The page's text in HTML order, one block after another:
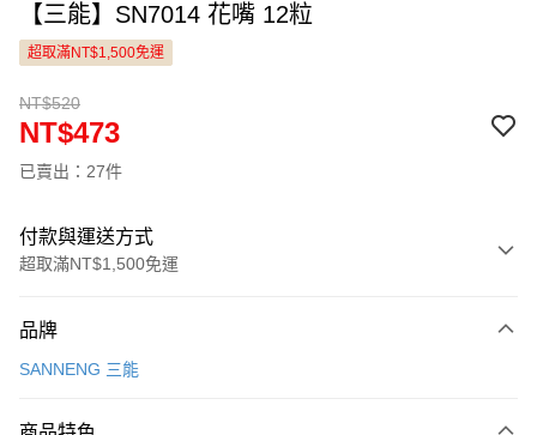
【三能】SN7014 花嘴 12粒
超取滿NT$1,500免運
NT$520
NT$473
已賣出：27件
付款與運送方式
超取滿NT$1,500免運
信用卡一次付款
品牌
SANNENG 三能